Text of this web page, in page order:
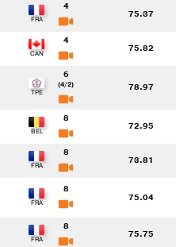
4
75.37
4
75.82
6
(4/2) 78.97
8
72.95
8
73.81
8
75.04
8
75.75